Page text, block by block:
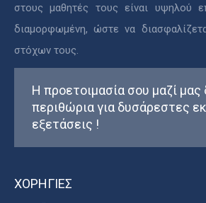
στους μαθητές τους είναι υψηλού
διαμορφωμένη, ώστε να
στόχων τους.
Η προετοιμασία σου μαζί μας
περιθώρια για δυσάρεστες
εξετάσεις !
ΧΟΡΗΓΙΕΣ